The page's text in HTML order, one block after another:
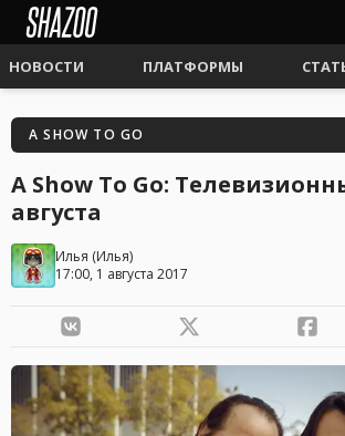
НОВОСТИ ПЛАТФОРМЫ
A SHOW TO GO
A Show To Go:
августа
Илья (Илья)
17:00, 1 августа 2017